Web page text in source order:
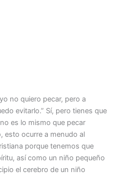
no quiero pecar, pero a
evitarlo.” Sí, pero tienes que
es lo mismo que pecar
esto ocurre a menudo al
porque tenemos que
así como un niño pequeño
el cerebro de un niño